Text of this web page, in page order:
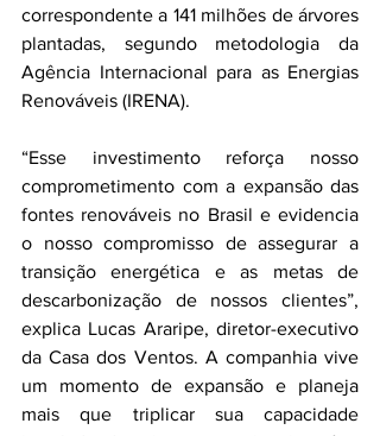
correspondente a 141 milhões de árvores
plantadas, segundo metodologia da
Agência Internacional para as Energias
Renováveis (IRENA).
“Esse investimento reforça nosso
comprometimento com a expansão das
fontes renováveis no Brasil e evidencia
o nosso compromisso de assegurar a
transição energética e as metas de
descarbonização de nossos clientes”,
explica Lucas Araripe, diretor-executivo
da Casa dos Ventos. A companhia vive
um momento de expansão e planeja
mais que triplicar sua capacidade